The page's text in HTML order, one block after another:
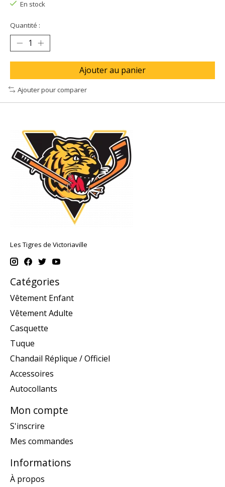
En stock
Quantité :
Ajouter au panier
Ajouter pour comparer
Les Tigres de Victoriaville
Catégories
Vêtement Enfant
Vêtement Adulte
Casquette
Tuque
Chandail Réplique / Officiel
Accessoires
Autocollants
Mon compte
S'inscrire
Mes commandes
Informations
À propos